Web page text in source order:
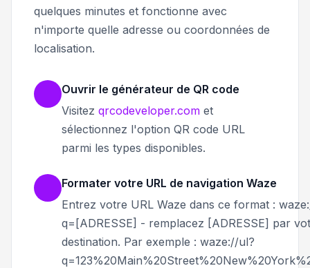
quelques minutes et fonctionne avec
n'importe quelle adresse ou coordonnées de
localisation.
Ouvrir le générateur de QR code
Visitez qrcodeveloper.com et
sélectionnez l'option QR code URL
parmi les types disponibles.
Formater votre URL de navigation Waze
Entrez votre URL Waze dans ce format :
q=[ADRESSE] - remplacez [ADRESSE] par
destination. Par exemple : waze://ul?